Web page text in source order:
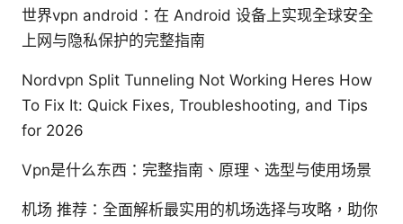
世界vpn android：在 Android 设备上实现全球安全
上网与隐私保护的完整指南
Nordvpn Split Tunneling Not Working Heres How
To Fix It: Quick Fixes, Troubleshooting, and Tips
for 2026
Vpn是什么东西：完整指南、原理、选型与使用场景
机场 推荐：全面解析最实用的机场选择与攻略，助你